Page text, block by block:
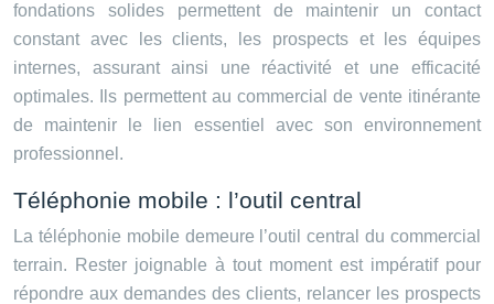
fondations solides permettent de maintenir un contact
constant avec les clients, les prospects et les équipes
internes, assurant ainsi une réactivité et une efficacité
optimales. Ils permettent au commercial de vente itinérante
de maintenir le lien essentiel avec son environnement
professionnel.
Téléphonie mobile : l’outil central
La téléphonie mobile demeure l’outil central du commercial
terrain. Rester joignable à tout moment est impératif pour
répondre aux demandes des clients, relancer les prospects